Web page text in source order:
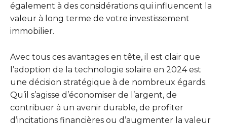
également à des considérations qui influencent la
valeur à long terme de votre investissement
immobilier.
Avec tous ces avantages en tête, il est clair que
l’adoption de la technologie solaire en 2024 est
une décision stratégique à de nombreux égards.
Qu’il s’agisse d’économiser de l’argent, de
contribuer à un avenir durable, de profiter
d’incitations financières ou d’augmenter la valeur